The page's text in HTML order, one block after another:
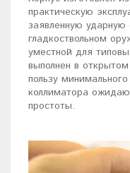
практическую
заявленную ударную
гладкоствольном
уместной для
выполнен в
пользу
коллиматора
простоты.